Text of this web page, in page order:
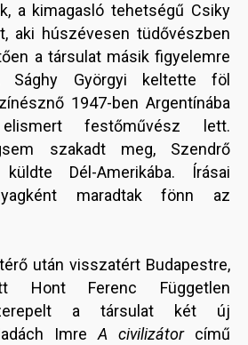
a kimagasló tehetségű Csiky
aki húszévesen tüdővészben
a társulat másik figyelemre
Sághy Györgyi keltette föl
1947-ben Argentínába
festőművész lett.
szakadt meg, Szendrő
Dél-Amerikába. Írásai
maradtak fönn az
után visszatért Budapestre,
Hont Ferenc Független
a társulat két új
ImreA civilizátor című